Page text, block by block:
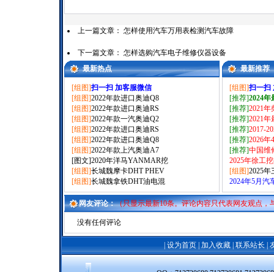
上一篇文章： 怎样使用汽车万用表检测汽车故障
下一篇文章： 怎样选购汽车电子维修仪器设备
最新热点
最新推荐
[组图]扫一扫 加客服微信
[组图]2022年款进口奥迪Q8
[组图]2022年款进口奥迪RS
[组图]2022年款一汽奥迪Q2
[组图]2022年款进口奥迪RS
[组图]2022年款进口奥迪Q8
[组图]2022年款上汽奥迪A7
[图文]2020年洋马YANMAR挖
[组图]长城魏摩卡DHT PHEV
[组图]长城魏拿铁DHT油电混
[组图]扫一扫
[推荐]2024年
[推荐]2021年
[推荐]2021年
[推荐]2017-
[推荐]2026年
[推荐]中国维
2025年徐工
[组图]2025年
2024年5月汽
网友评论：（只显示最新10条。评论内容只代表网友观点，
没有任何评论
设为首页| 加入收藏| 联系站长